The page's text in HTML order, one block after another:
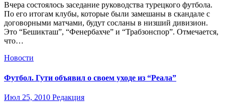
Вчера состоялось заседание руководства турецкого футбола.
По его итогам клубы, которые были замешаны в скандале с
договорными матчами, будут сосланы в низший дивизион.
Это “Бешикташ”, “Фенербахче” и “Трабзонспор”. Отмечается,
что…
Новости
Футбол. Гути объявил о своем уходе из “Реала”
Июл 25, 2010 Редакция